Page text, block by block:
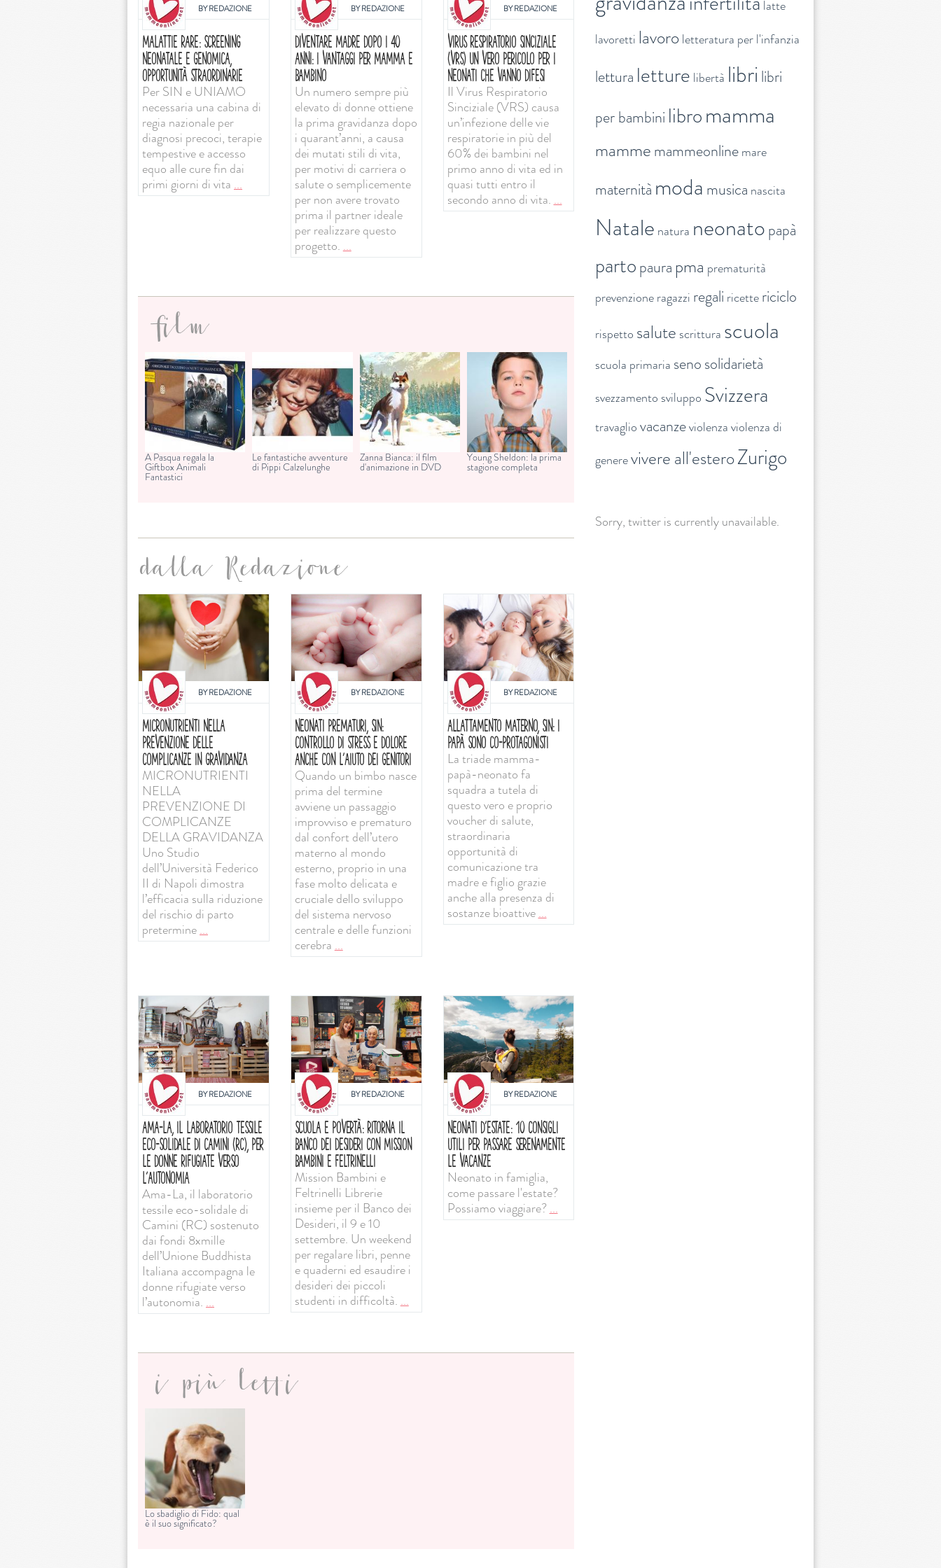
BYREDAZIONE
MALATTIE RARE: SCREENING
NEONATALE E GENOMICA,
OPPORTUNITÀ STRAORDINARIE
Per SIN e UNIAMO
necessaria una cabina di
regia nazionale per
diagnosi precoci, terapie
tempestive e accesso
equo alle cure fin dai
primi giorni di vita ...
BYREDAZIONE
DIVENTARE MADRE DOPO I 40
ANNI: I VANTAGGI PER MAMMA E
BAMBINO
Un numero sempre più
elevato di donne ottiene
la prima gravidanza dopo
i quarant’anni, a causa
dei mutati stili di vita,
per motivi di carriera o
salute o semplicemente
per non avere trovato
prima il partner ideale
per realizzare questo
progetto. ...
BYREDAZIONE
VIRUS RESPIRATORIO SINCIZIALE
(VRS) UN VERO PERICOLO PER I
NEONATI CHE VANNO DIFESI
Il Virus Respiratorio
Sinciziale (VRS) causa
un’infezione delle vie
respiratorie in più del
60% dei bambini nel
primo anno di vita ed in
quasi tutti entro il
secondo anno di vita. ...
film
A Pasqua regala la
Giftbox Animali
Fantastici
Le fantastiche avventure
di Pippi Calzelunghe
Zanna Bianca: il film
d'animazione in DVD
Young Sheldon: la prima
stagione completa
dalla Redazione
BYREDAZIONE
MICRONUTRIENTI NELLA
PREVENZIONE DELLE
COMPLICANZE IN GRAVIDANZA
MICRONUTRIENTI
NELLA
PREVENZIONE DI
COMPLICANZE
DELLA GRAVIDANZA
Uno Studio
dell’Università Federico
II di Napoli dimostra
l’efficacia sulla riduzione
del rischio di parto
pretermine...
BYREDAZIONE
NEONATI PREMATURI, SIN:
CONTROLLO DI STRESS E DOLORE
ANCHE CON L'AIUTO DEI GENITORI
Quando un bimbo nasce
prima del termine
avviene un passaggio
improvviso e prematuro
dal confort dell’utero
materno al mondo
esterno, proprio in una
fase molto delicata e
cruciale dello sviluppo
del sistema nervoso
centrale e delle funzioni
cerebra ...
BYREDAZIONE
ALLATTAMENTO MATERNO, SIN: I
PAPÀ SONO CO-PROTAGONISTI
La triade mamma-
papà-neonato fa
squadra a tutela di
questo vero e proprio
voucher di salute,
straordinaria
opportunità di
comunicazione tra
madre e figlio grazie
anche alla presenza di
sostanze bioattive...
BYREDAZIONE
AMA-LA, IL LABORATORIO TESSILE
ECO-SOLIDALE DI CAMINI (RC), PER
LE DONNE RIFUGIATE VERSO
L’AUTONOMIA
Ama-La, il laboratorio
tessile eco-solidale di
Camini (RC) sostenuto
dai fondi 8xmille
dell’Unione Buddhista
Italiana accompagna le
donne rifugiate verso
l’autonomia. ...
BYREDAZIONE
SCUOLA E POVERTÀ: RITORNA IL
BANCO DEI DESIDERI CON MISSION
BAMBINI E FELTRINELLI
Mission Bambini e
Feltrinelli Librerie
insieme per il Banco dei
Desideri, il 9 e 10
settembre. Un weekend
per regalare libri, penne
e quaderni ed esaudire i
desideri dei piccoli
studenti in difficoltà. ...
BYREDAZIONE
NEONATI D'ESTATE: 10 CONSIGLI
UTILI PER PASSARE SERENAMENTE
LE VACANZE
Neonato in famiglia,
come passare l'estate?
Possiamo viaggiare?...
i più letti
Lo sbadiglio di Fido: qual
è il suo significato?
latte
lavoretti lavoroletteratura per l'infanzia
lettura letture libertà libri libri
per bambini libromamma
mammemammeonlinemare
maternità moda musica nascita
Natale natura neonatopapà
partopaura pma prematurità
prevenzioneragazzi regali ricettericiclo
rispetto salute scrittura scuola
scuola primaria senosolidarietà
svezzamento sviluppo Svizzera
travaglio vacanzeviolenza violenza di
generevivere all'esteroZurigo
Sorry, twitter is currently unavailable.